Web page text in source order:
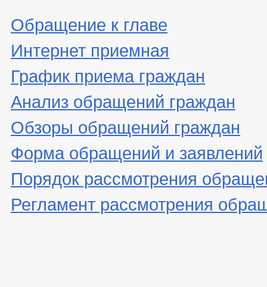
Обращение к главе
Интернет приемная
График приема граждан
Анализ обращений граждан
Обзоры обращений граждан
Форма обращений и заявлений
Порядок рассмотрения
Регламент рассмотрения